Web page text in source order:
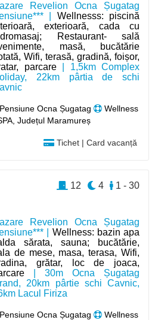
Revelion Ocna Șugatag
| Wellnesss: piscină
exterioară, cada cu
Restaurant- sală
masă, bucătărie
Wifi, terasă, gradină, foișor,
parcare| 1,5km Complex
22km pârtia de schi
Pensiune Ocna Șugatag
Wellness
Județul Maramureș
Tichet | Card vacanță
Revelion Ocna Șugatag
| Wellness: bazin apa
sărata, sauna; bucătărie,
de mese, masa, terasa, Wifi,
grătar, loc de joaca,
| 30m Ocna Șugatag
20km pârtie schi Cavnic,
Lacul Firiza
Pensiune Ocna Șugatag
Wellness
1 - 30
4
12